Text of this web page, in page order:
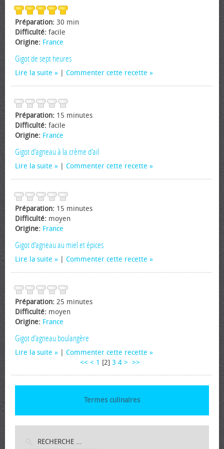
Préparation: 30 min
Difficulté: facile
Origine: France
Gigot de sept heures
Lire la suite Commenter cette recette
Préparation: 15 minutes
Difficulté: facile
Origine: France
Gigot d’agneau à la crème d'ail
Lire la suite Commenter cette recette
Préparation: 15 minutes
Difficulté: moyen
Origine: France
Gigot d’agneau au miel et épices
Lire la suite Commenter cette recette
Préparation: 25 minutes
Difficulté: moyen
Origine: France
Gigot d’agneau boulangère
Lire la suite
Commenter cette recette
<< < 1 [2] 3 4 > >>
Termes culinaires